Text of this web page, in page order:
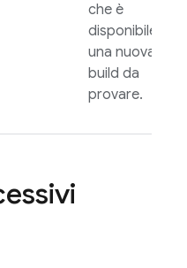
che è
disponibile
una nuova
build da
provare.